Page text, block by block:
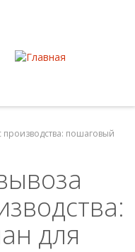
производства: пошаговый
для